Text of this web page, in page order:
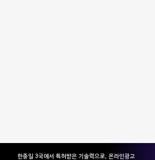
​한중일 3국에서 특허받은 기술력으로, 온라인광고